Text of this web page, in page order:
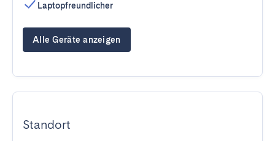
Laptopfreundlicher
Alle Geräte anzeigen
Standort